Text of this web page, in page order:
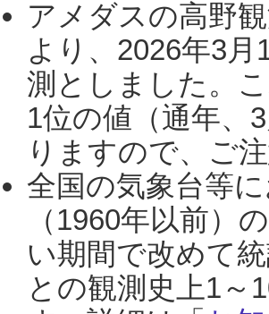
アメダスの高野
より、2026年3
測としました。
1位の値（通年、
りますので、ご
全国の気象台等
（1960年以前）
い期間で改めて
との観測史上1～